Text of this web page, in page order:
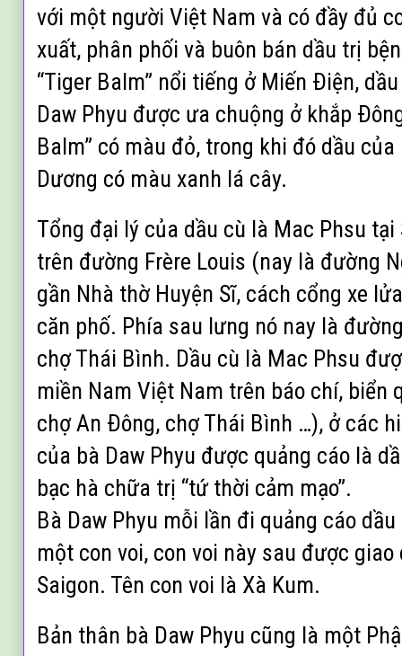
với một người Việt Nam và có đầy đủ
xuất, phân phối và buôn bán dầu trị
“Tiger Balm” nổi tiếng ở Miến Ðiện,
Daw Phyu được ưa chuộng ở khắp
Balm” có màu đỏ, trong khi đó dầu
Dương có màu xanh lá cây.
Tổng đại lý của dầu cù là Mac Phsu
trên đường Frère Louis (nay là đường
gần Nhà thờ Huyện Sĩ, cách cổng xe
căn phố. Phía sau lưng nó nay là
chợ Thái Bình. Dầu cù là Mac Phsu
miền Nam Việt Nam trên báo chí, biển
chợ An Ðông, chợ Thái Bình …), ở các
của bà Daw Phyu được quảng cáo là
bạc hà chữa trị “tứ thời cảm mạo”.
Bà Daw Phyu mỗi lần đi quảng cáo
một con voi, con voi này sau được
Saigon. Tên con voi là Xà Kum.
Bản thân bà Daw Phyu cũng là một